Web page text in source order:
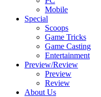
Mobile
Special
Scoops
Game Tricks
Game Casting
Entertainment
Preview/Review
Preview
Review
About Us